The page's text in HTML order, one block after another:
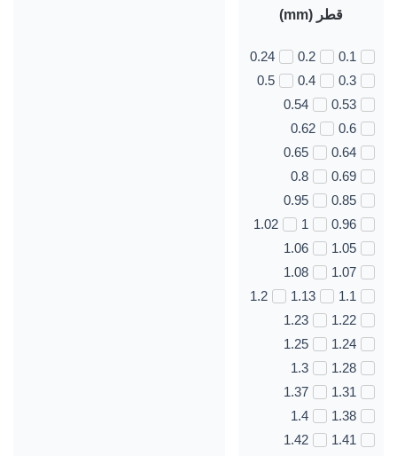
قطر (mm)
0.1
0.2
0.24
0.3
0.4
0.5
0.53
0.54
0.6
0.62
0.64
0.65
0.69
0.8
0.85
0.95
0.96
1
1.02
1.05
1.06
1.07
1.08
1.1
1.13
1.2
1.22
1.23
1.24
1.25
1.28
1.3
1.31
1.37
1.38
1.4
1.41
1.42